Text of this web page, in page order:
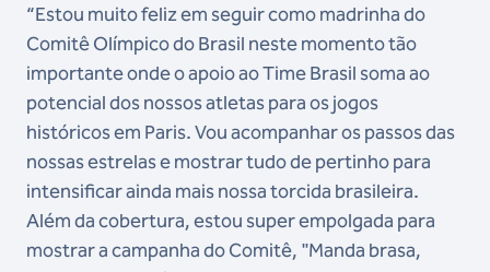
“Estou muito feliz em seguir como madrinha do
Comitê Olímpico do Brasil neste momento tão
importante onde o apoio ao Time Brasil soma ao
potencial dos nossos atletas para os jogos
históricos em Paris. Vou acompanhar os passos das
nossas estrelas e mostrar tudo de pertinho para
intensificar ainda mais nossa torcida brasileira.
Além da cobertura, estou super empolgada para
mostrar a campanha do Comitê, "Manda brasa,